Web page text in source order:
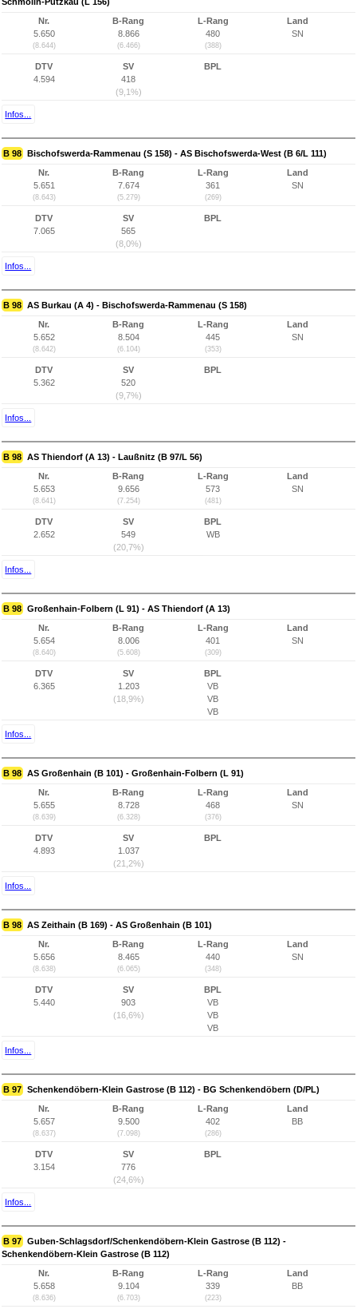
Nr.
5.650
(8.644)
B-Rang
8.866
(6.466)
L-Rang
480
(388)
Land
SN
DTV
4.594
SV
418
(9,1%)
BPL
Infos...
B 98 Bischofswerda-Rammenau (S 158) - AS Bischofswerda-West (B 6/L 111)
Nr.
5.651
(8.643)
B-Rang
7.674
(5.279)
L-Rang
361
(269)
Land
SN
DTV
7.065
SV
565
(8,0%)
BPL
Infos...
B 98 AS Burkau (A 4) - Bischofswerda-Rammenau (S 158)
Nr.
5.652
(8.642)
B-Rang
8.504
(6.104)
L-Rang
445
(353)
Land
SN
DTV
5.362
SV
520
(9,7%)
BPL
Infos...
B 98 AS Thiendorf (A 13) - Laußnitz (B 97/L 56)
Nr.
5.653
(8.641)
B-Rang
9.656
(7.254)
L-Rang
573
(481)
Land
SN
DTV
2.652
SV
549
(20,7%)
BPL
WB
Infos...
B 98 Großenhain-Folbern (L 91) - AS Thiendorf (A 13)
Nr.
5.654
(8.640)
B-Rang
8.006
(5.608)
L-Rang
401
(309)
Land
SN
DTV
6.365
SV
1.203
(18,9%)
BPL
VB
VB
VB
Infos...
B 98 AS Großenhain (B 101) - Großenhain-Folbern (L 91)
Nr.
5.655
(8.639)
B-Rang
8.728
(6.328)
L-Rang
468
(376)
Land
SN
DTV
4.893
SV
1.037
(21,2%)
BPL
Infos...
B 98 AS Zeithain (B 169) - AS Großenhain (B 101)
Nr.
5.656
(8.638)
B-Rang
8.465
(6.065)
L-Rang
440
(348)
Land
SN
DTV
5.440
SV
903
(16,6%)
BPL
VB
VB
VB
Infos...
B 97 Schenkendöbern-Klein Gastrose (B 112) - BG Schenkendöbern (D/PL)
Nr.
5.657
(8.637)
B-Rang
9.500
(7.098)
L-Rang
402
(286)
Land
BB
DTV
3.154
SV
776
(24,6%)
BPL
Infos...
B 97 Guben-Schlagsdorf/Schenkendöbern-Klein Gastrose (B 112) -
Schenkendöbern-Klein Gastrose (B 112)
Nr.
5.658
(8.636)
B-Rang
9.104
(6.703)
L-Rang
339
(223)
Land
BB